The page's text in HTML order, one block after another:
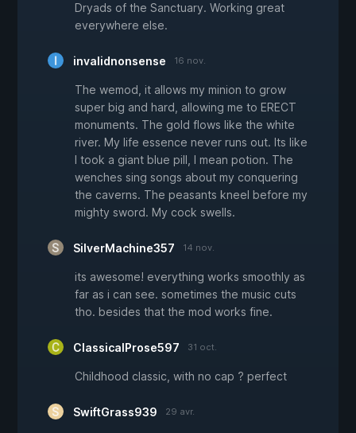
Dryads of the Sanctuary. Working great
everywhere else.
invalidnonsense 16 nov.
The wemod, it allows my minion to grow
super big and hard, allowing me to ERECT
monuments. The gold flows like the white
river. My life essence never runs out. Its like
I took a giant blue pill, I mean potion. The
wenches sing songs about my conquering
the caverns. The peasants kneel before my
mighty sword. My cock swells.
SilverMachine357 14 nov.
its awesome! everything works smoothly as
far as i can see. sometimes the music cuts
tho. besides that the mod works fine.
ClassicalProse597 31 oct.
Childhood classic, with no cap ? perfect
SwiftGrass939 29 avr.